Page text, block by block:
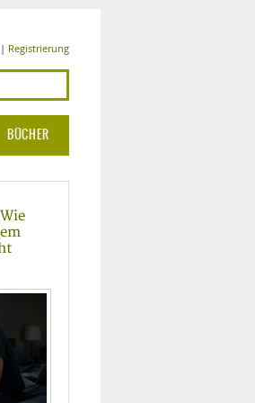
| Registrierung
REISEN
BÜCHER